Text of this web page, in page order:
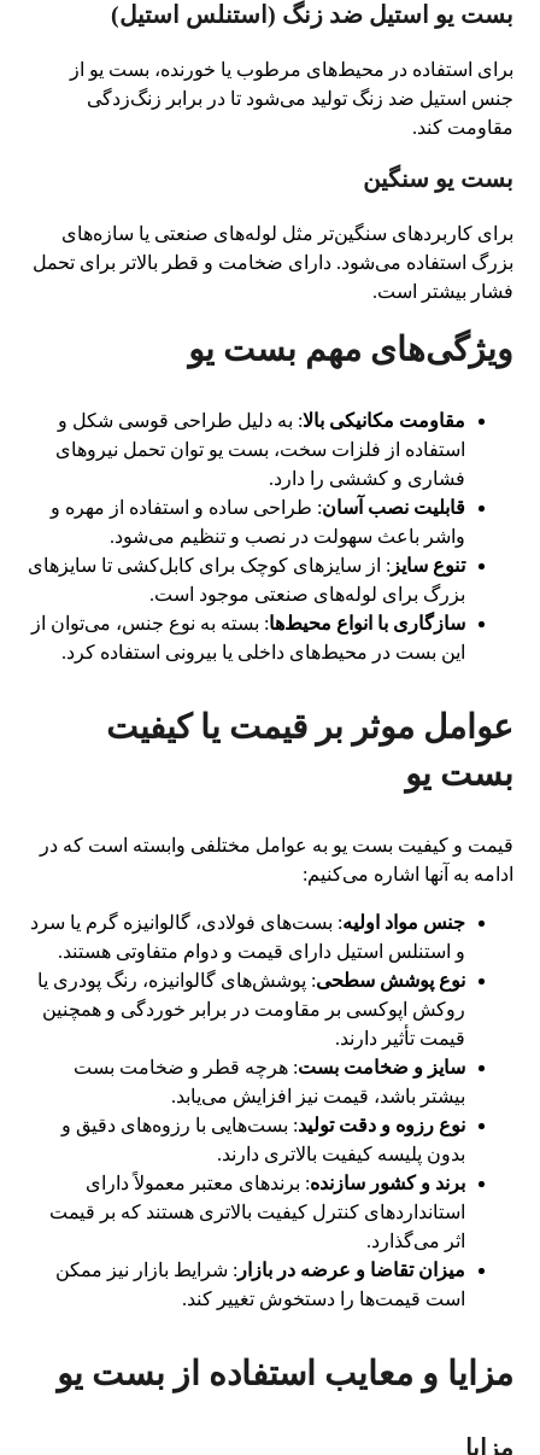
بست یو استیل ضد زنگ (استنلس استیل)
برای استفاده در محیط‌های مرطوب یا خورنده، بست یو از
جنس استیل ضد زنگ تولید می‌شود تا در برابر زنگ‌زدگی
مقاومت کند.
بست یو سنگین
برای کاربردهای سنگین‌تر مثل لوله‌های صنعتی یا سازه‌های
بزرگ استفاده می‌شود. دارای ضخامت و قطر بالاتر برای تحمل
فشار بیشتر است.
ویژگی‌های مهم بست یو
مقاومت مکانیکی بالا: به دلیل طراحی قوسی شکل و
استفاده از فلزات سخت، بست یو توان تحمل نیروهای
فشاری و کششی را دارد.
قابلیت نصب آسان: طراحی ساده و استفاده از مهره و
واشر باعث سهولت در نصب و تنظیم می‌شود.
تنوع سایز : از سایزهای کوچک برای کابل‌کشی تا سایزهای
بزرگ برای لوله‌های صنعتی موجود است.
سازگاری با انواع محیط‌ها: بسته به نوع جنس، می‌توان از
این بست در محیط‌های داخلی یا بیرونی استفاده کرد.
عوامل موثر بر قیمت یا کیفیت
بست یو
قیمت و کیفیت بست یو به عوامل مختلفی وابسته است که در
ادامه به آنها اشاره می‌کنیم:
جنس مواد اولیه: بست‌های فولادی، گالوانیزه گرم یا سرد
و استنلس استیل دارای قیمت و دوام متفاوتی هستند.
نوع پوشش سطحی: پوشش‌های گالوانیزه، رنگ پودری یا
روکش اپوکسی بر مقاومت در برابر خوردگی و همچنین
قیمت تأثیر دارند.
سایز و ضخامت بست: هرچه قطر و ضخامت بست
بیشتر باشد، قیمت نیز افزایش می‌یابد.
نوع رزوه و دقت تولید: بست‌هایی با رزوه‌های دقیق و
بدون پلیسه کیفیت بالاتری دارند.
برند و کشور سازنده: برندهای معتبر معمولاً دارای
استانداردهای کنترل کیفیت بالاتری هستند که بر قیمت
اثر می‌گذارد.
میزان تقاضا و عرضه در بازار : شرایط بازار نیز ممکن
است قیمت‌ها را دستخوش تغییر کند.
مزایا و معایب استفاده از بست یو
مزایا